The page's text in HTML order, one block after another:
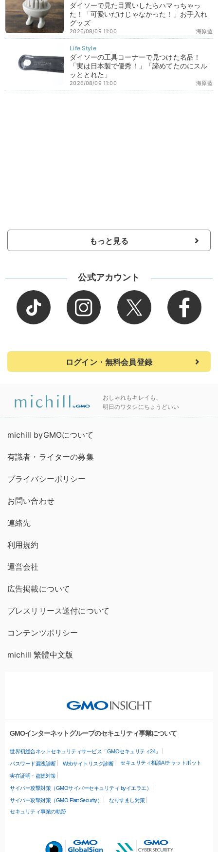
ダイソーで見た目買いしたらハマっちゃっ
た！「可愛いだけじゃなかった！」お手入れ
グッズ
海原藍
2026/08/09 11:00
ダイソーの工具コーナーで見つけた名品！
「実は日本製で優秀！」「諦めてたのにスル
ッととれた」
海原藍
2026/08/09 11:00
もっと見る
公式アカウント
ログイン・無料会員登録
おしゃれもキレイも、
明日のワタシにちょうどいい
michill byGMOについて
有識者・ライターの募集
プライバシーポリシー
お問い合わせ
連絡先
利用規約
運営会社
広告掲載について
プレスリリース送付について
コンテンツポリシー
michill 繁體中文版
GMOインターネットグループのセキュリティ事業について
世界初総合ネットセキュリティサービス「GMOセキュリティ24」
パスワード漏洩診断 Webサイトリスク診断 セキュリティ相談AIチャットボット
実在証明・盗聴対策
サイバー攻撃対策（GMOサイバーセキュリティ byイエラエ）
サイバー攻撃対策（GMO Flatt Security）
なりすまし対策
セキュリティ事業の軌跡